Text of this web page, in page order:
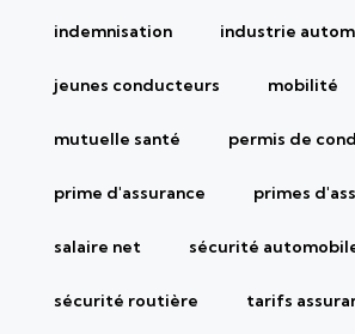
indemnisation industrie
jeunes conducteurs mobilité
mutuelle santé permis de
prime d'assurance primes
salaire net sécurité
sécurité routière tarifs